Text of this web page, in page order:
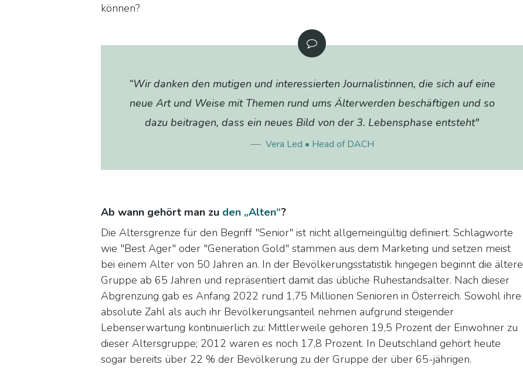
können?
“Wir danken den mutigen und interessierten Journalistinnen, die sich auf eine
neue Art und Weise mit Themen rund ums Älterwerden beschäftigen und so
dazu beitragen, dass ein neues Bild von der 3. Lebensphase entsteht"
Vera Led • Head of DACH
Ab wann gehört man zu den „Alten“?
Die Altersgrenze für den Begriff "Senior" ist nicht allgemeingültig definiert. Schlagworte
wie "Best Ager" oder "Generation Gold" stammen aus dem Marketing und setzen meist
bei einem Alter von 50 Jahren an. In der Bevölkerungsstatistik hingegen beginnt die ältere
Gruppe ab 65 Jahren und repräsentiert damit das übliche Ruhestandsalter. Nach dieser
Abgrenzung gab es Anfang 2022 rund 1,75 Millionen Senioren in Österreich. Sowohl ihre
absolute Zahl als auch ihr Bevölkerungsanteil nehmen aufgrund steigender
Lebenserwartung kontinuierlich zu: Mittlerweile gehören 19,5 Prozent der Einwohner zu
dieser Altersgruppe; 2012 waren es noch 17,8 Prozent. In Deutschland gehört heute
sogar bereits über 22 % der Bevölkerung zu der Gruppe der über 65-jährigen.